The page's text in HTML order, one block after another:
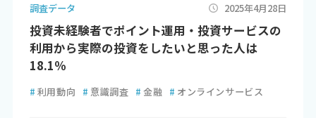
調査データ 2025年4月28日
投資未経験者でポイント運用・投資サービスの
利用から実際の投資をしたいと思った人は
18.1％
# 利用動向 # 意識調査 # 金融 # オンラインサービス